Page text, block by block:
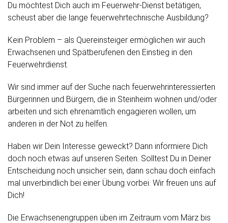
Du möchtest Dich auch im Feuerwehr-Dienst betätigen,
scheust aber die lange feuerwehrtechnische Ausbildung?
Kein Problem – als Quereinsteiger ermöglichen wir auch
Erwachsenen und Spätberufenen den Einstieg in den
Feuerwehrdienst.
Wir sind immer auf der Suche nach feuerwehrinteressierten
Bürgerinnen und Bürgern, die in Steinheim wohnen und/oder
arbeiten und sich ehrenamtlich engagieren wollen, um
anderen in der Not zu helfen.
Haben wir Dein Interesse geweckt? Dann informiere Dich
doch noch etwas auf unseren Seiten. Solltest Du in Deiner
Entscheidung noch unsicher sein, dann schau doch einfach
mal unverbindlich bei einer Übung vorbei. Wir freuen uns auf
Dich!
Die Erwachsenengruppen üben im Zeitraum vom März bis